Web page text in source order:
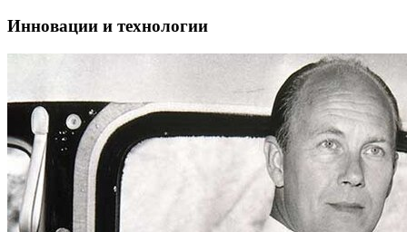
Инновации и технологии